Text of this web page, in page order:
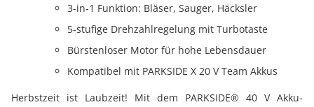
3-in-1 Funktion: Bläser, Sauger, Häcksler
5-stufige Drehzahlregelung mit Turbotaste
Bürstenloser Motor für hohe Lebensdauer
Kompatibel mit PARKSIDE X 20 V Team Akkus
Herbstzeit ist Laubzeit! Mit dem PARKSIDE® 40 V Akku-